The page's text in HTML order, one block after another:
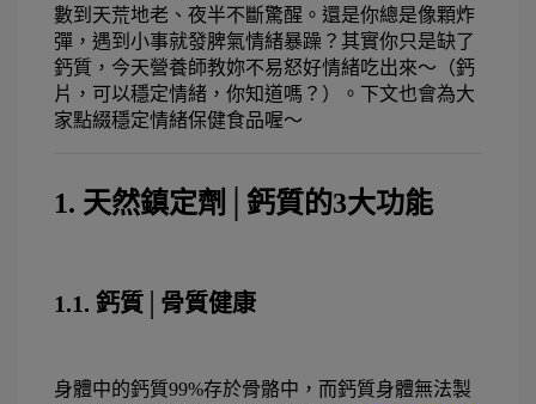
數到天荒地老、夜半不斷驚醒。還是你總是像顆炸
彈，遇到小事就發脾氣情緒暴躁？其實你只是缺了
鈣質，今天營養師教妳不易怒好情緒吃出來～（鈣
片，可以穩定情緒，你知道嗎？）。下文也會為大
家點綴穩定情緒保健食品喔～
1. 天然鎮定劑│鈣質的3大功能
1.1. 鈣質│骨質健康
身體中的鈣質99%存於骨骼中，而鈣質身體無法製